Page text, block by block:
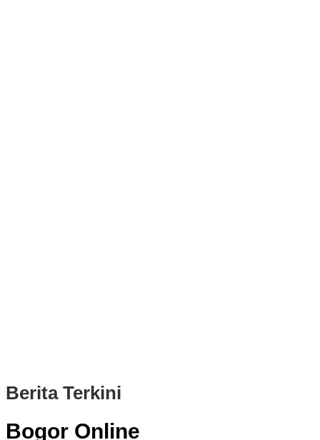
Berita Terkini
Bogor Online